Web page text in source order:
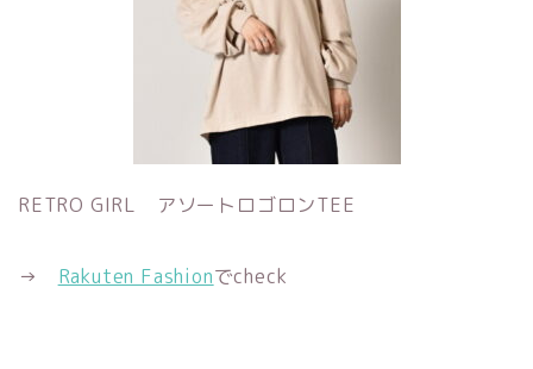
RETRO GIRL アソートロゴロンTEE
→ Rakuten Fashionでcheck